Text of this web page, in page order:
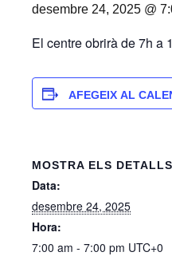
desembre 24, 2025 @
El centre obrirà de 7h a
AFEGEIX AL
MOSTRA ELS DETALLS
Data:
desembre 24, 2025
Hora:
7:00 am - 7:00 pm UTC+0